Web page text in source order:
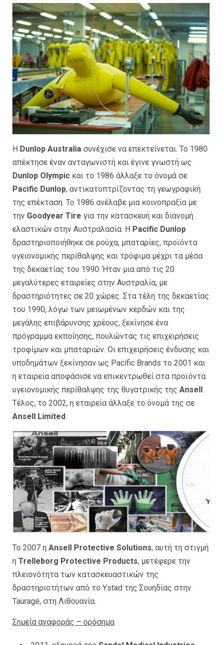
Η Dunlop Australia συνέχισε να επεκτείνεται. Το 1980
απέκτησε έναν ανταγωνιστή και έγινε γνωστή ως
Dunlop Olympic και το 1986 άλλαξε το όνομά σε
Pacific Dunlop, αντικατοπτρίζοντας τη γεωγραφική
της επέκταση. Το 1986 ανέλαβε μια κοινοπραξία με
την Goodyear Tire για την κατασκευή και διανομή
ελαστικών στην Αυστραλασία. Η Pacific Dunlop
δραστηριοποιήθηκε σε ρούχα, μπαταρίες, προϊόντα
υγειονομικής περίθαλψης και τρόφιμα μέχρι τα μέσα
της δεκαετίας του 1990. Ήταν μια από τις 20
μεγαλύτερες εταιρείες στην Αυστραλία, με
δραστηριότητες σε 20 χώρες. Στα τέλη της δεκαετίας
του 1990, λόγω των μειωμένων κερδών και της
μεγάλης επιβάρυνσης χρέους, ξεκίνησε ένα
πρόγραμμα εκποίησης, πουλώντας τις επιχειρήσεις
τροφίμων και μπαταριών. Οι επιχειρήσεις ένδυσης και
υποδημάτων ξεκίνησαν ως Pacific Brands το 2001 και
η εταιρεία αποφάσισε να επικεντρωθεί στα προϊόντα
υγειονομικής περίθαλψης της θυγατρικής της Ansell .
Τέλος, το 2002, η εταιρεία άλλαξε το όνομά της σε
Ansell Limited.
Το 2007 η Ansell Protective Solutions, αυτή τη στιγμή
η Trelleborg Protective Products, μετέφερε την
πλειονότητα των κατασκευαστικών της
δραστηριοτήτων από το Ystad της Σουηδίας στην
Tauragé, στη Λιθουανία.
Σημεία αναφοράς – ορόσημα